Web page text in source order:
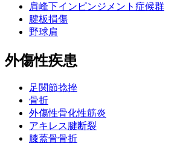
肩峰下インピンジメント症候群
腱板損傷
野球肩
外傷性疾患
足関節捻挫
骨折
外傷性骨化性筋炎
アキレス腱断裂
膝蓋骨骨折